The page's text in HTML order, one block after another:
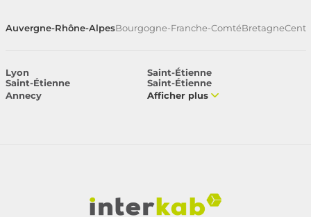
Auvergne-Rhône-AlpesBourgogne-Franche-ComtéBretagne
Lyon
Saint-Étienne
Saint-Étienne
Saint-Étienne
Annecy
Afficher plus